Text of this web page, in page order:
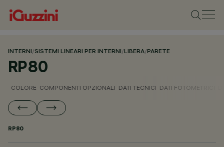
INTERNI/SISTEMI LINEARI PER INTERNI/LIBERA/PARETE
RP80
COLORE COMPONENTI OPZIONALI DATI TECNICI DATI FOTOMETRICI
RP80